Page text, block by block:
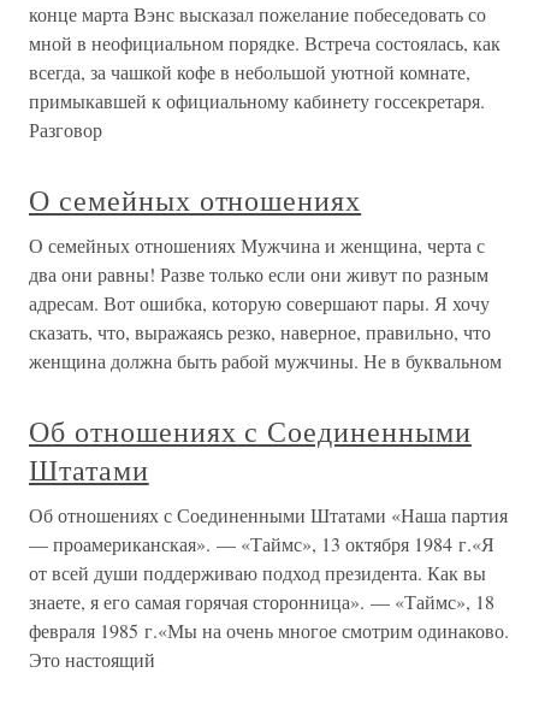
конце марта Вэнс высказал пожелание побеседовать со
мной в неофициальном порядке. Встреча состоялась, как
всегда, за чашкой кофе в небольшой уютной комнате,
примыкавшей к официальному кабинету госсекретаря.
Разговор
О семейных отношениях
О семейных отношениях Мужчина и женщина, черта с
два они равны! Разве только если они живут по разным
адресам. Вот ошибка, которую совершают пары. Я хочу
сказать, что, выражаясь резко, наверное, правильно, что
женщина должна быть рабой мужчины. Не в буквальном
Об отношениях с Соединенными
Штатами
Об отношениях с Соединенными Штатами «Наша партия
— проамериканская». — «Таймс», 13 октября 1984 г.«Я
от всей души поддерживаю подход президента. Как вы
знаете, я его самая горячая сторонница». — «Таймс», 18
февраля 1985 г.«Мы на очень многое смотрим одинаково.
Это настоящий